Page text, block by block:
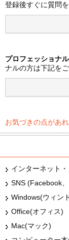
登録後すぐに質問
プロフェッショナ
ナルの方は下記を
お気づきの点があ
インターネット
Windows(ウィン
Office(オフィス)
Mac(マック)